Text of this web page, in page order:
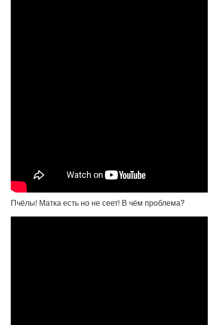
Пчёлы! Матка есть но не сеет! В чём проблема?